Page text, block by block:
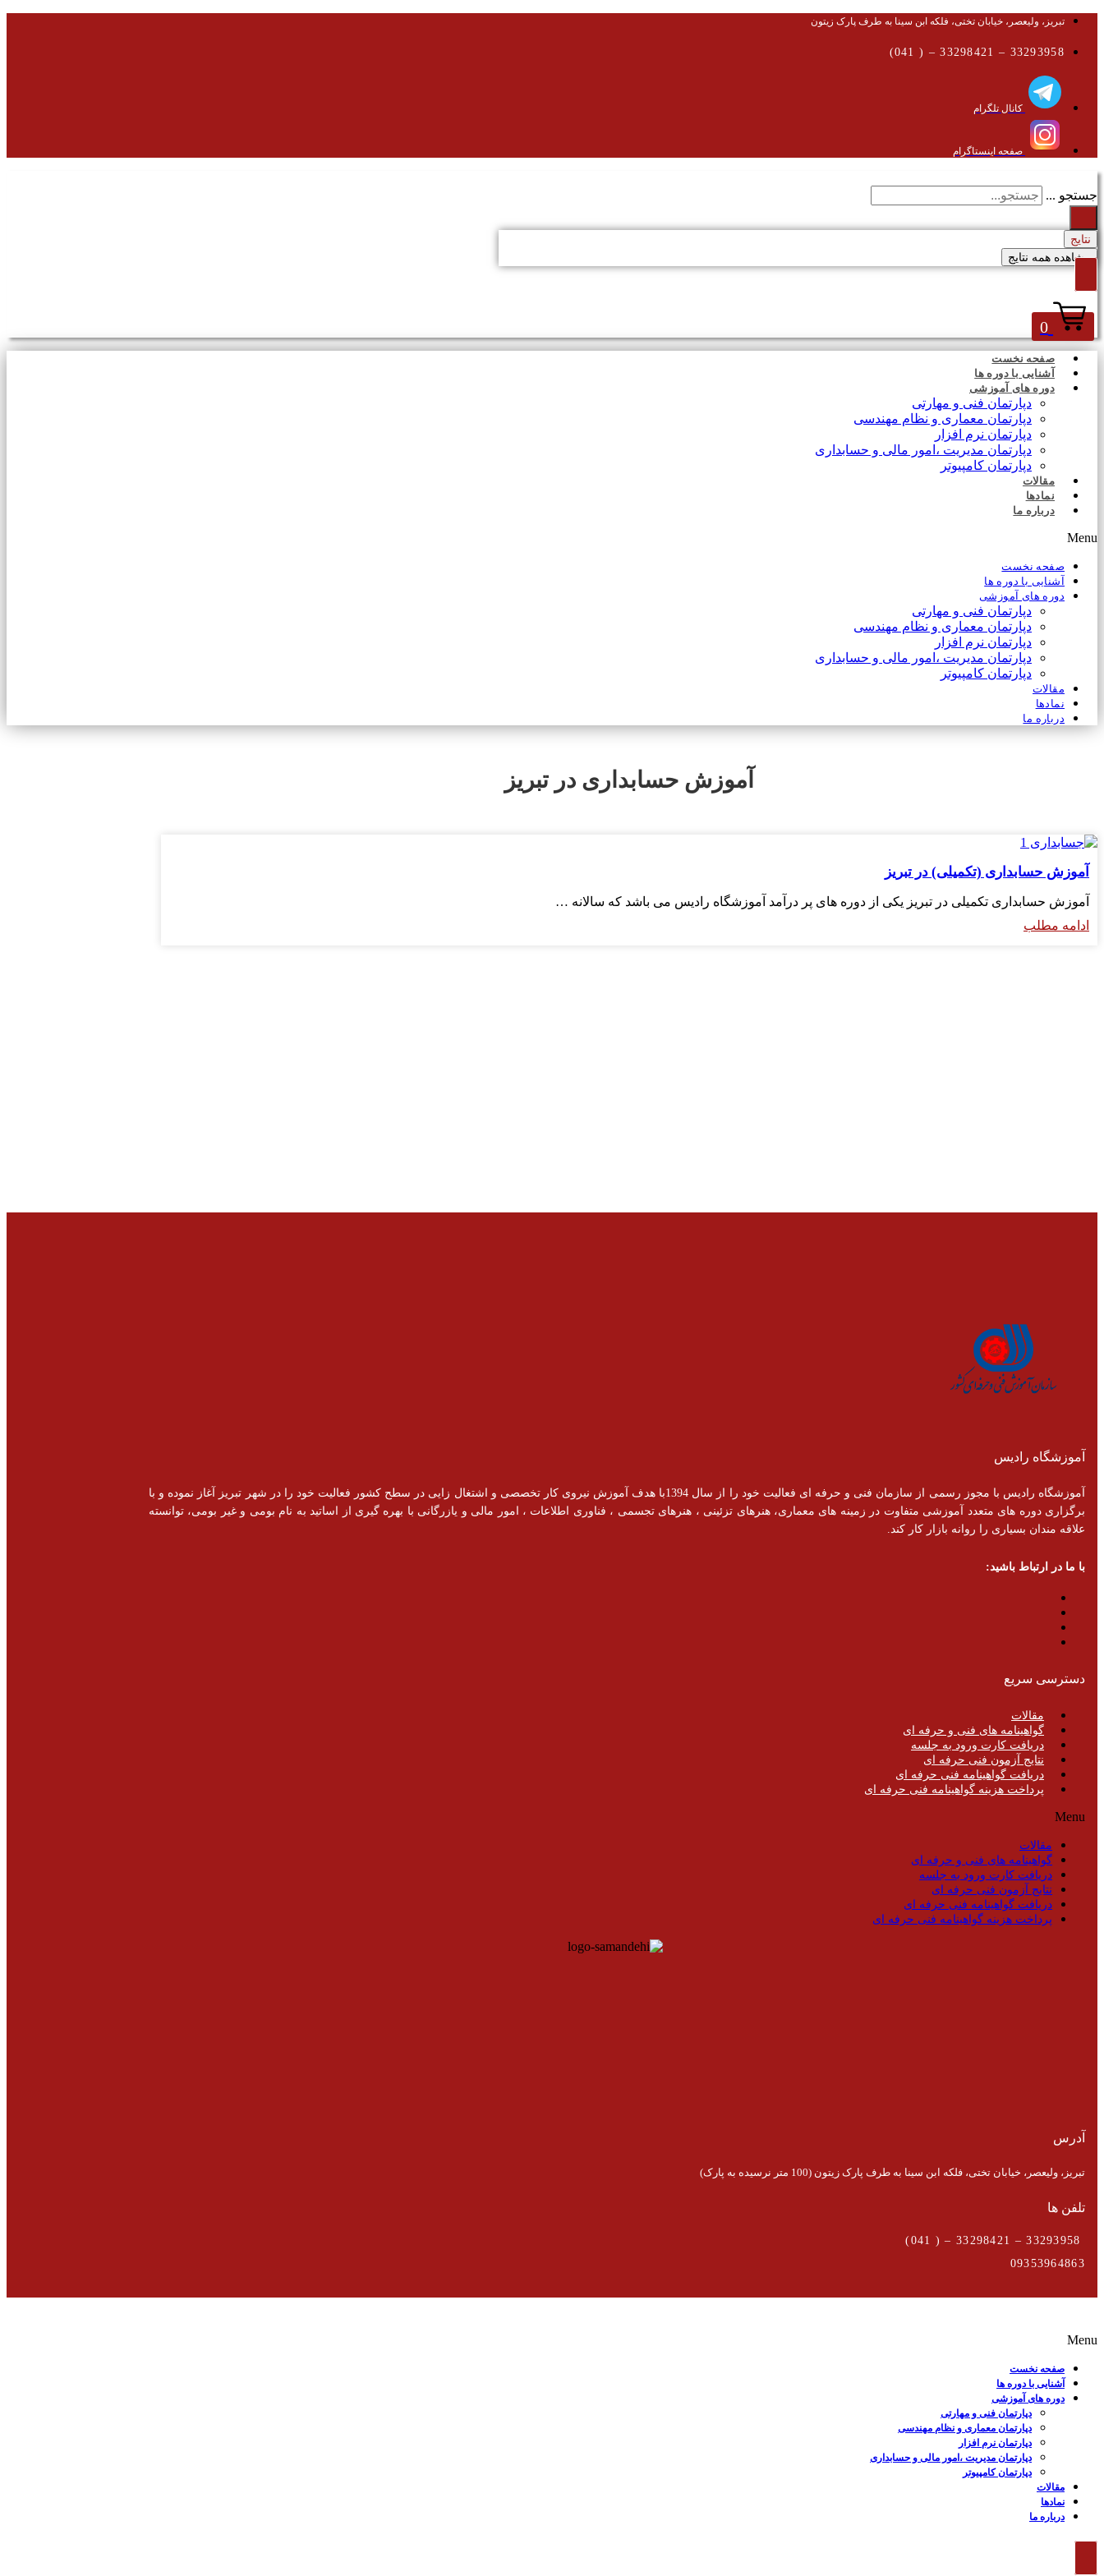
تبریز، ولیعصر، خیابان تختی، فلکه ابن سینا به طرف پارک زیتون
33293958 – 33298421 – ( 041)
کانال تلگرام
صفحه اینستاگرام
جستجو ...
نتایج
مشاهده همه نتایج
0
صفحه نخست
آشنایی با دوره ها
دوره های آموزشی
دپارتمان فنی و مهارتی
دپارتمان معماری و نظام مهندسی
دپارتمان نرم افزار
دپارتمان مدیریت ،امور مالی و حسابداری
دپارتمان کامپیوتر
مقالات
نمادها
درباره ما
Menu
صفحه نخست
آشنایی با دوره ها
دوره های آموزشی
دپارتمان فنی و مهارتی
دپارتمان معماری و نظام مهندسی
دپارتمان نرم افزار
دپارتمان مدیریت ،امور مالی و حسابداری
دپارتمان کامپیوتر
مقالات
نمادها
درباره ما
آموزش حسابداری در تبریز
آموزش حسابداری (تکمیلی) در تبریز
آموزش حسابداری تکمیلی در تبریز یکی از دوره های پر درآمد آموزشگاه رادیس می باشد که سالانه …
ادامه مطلب
آموزشگاه رادیس
آموزشگاه رادیس با مجوز رسمی از سازمان فنی و حرفه ای فعالیت خود را از سال 1394با هدف آموزش نیروی کار تخصصی و اشتغال زایی در سطح کشور فعالیت خود را در شهر تبریز آغاز نموده و با
برگزاری دوره های متعدد آموزشی متفاوت در زمینه های معماری، هنرهای تزئینی ، هنرهای تجسمی ، فناوری اطلاعات ، امور مالی و یازرگانی با بهره گیری از اساتید به نام بومی و غیر بومی، توانسته
علاقه مندان بسیاری را روانه بازار کار کند.
با ما در ارتباط باشید:
دسترسی سریع
مقالات
گواهینامه های فنی و حرفه ای
دریافت کارت ورود به جلسه
نتایج آزمون فنی حرفه ای
دریافت گواهینامه فنی حرفه ای
پرداخت هزینه گواهینامه فنی حرفه ای
Menu
مقالات
گواهینامه های فنی و حرفه ای
دریافت کارت ورود به جلسه
نتایج آزمون فنی حرفه ای
دریافت گواهینامه فنی حرفه ای
پرداخت هزینه گواهینامه فنی حرفه ای
آدرس
تبریز، ولیعصر، خیابان تختی، فلکه ابن سینا به طرف پارک زیتون (100 متر نرسیده به پارک)
تلفن ها
09353964863
Menu
صفحه نخست
آشنایی با دوره ها
دوره های آموزشی
دپارتمان فنی و مهارتی
دپارتمان معماری و نظام مهندسی
دپارتمان نرم افزار
دپارتمان مدیریت ،امور مالی و حسابداری
دپارتمان کامپیوتر
مقالات
نمادها
درباره ما